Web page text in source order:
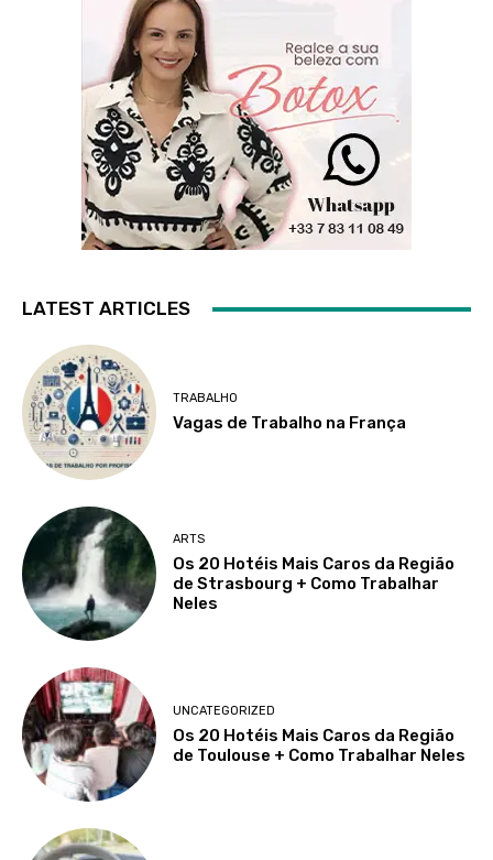
LATEST ARTICLES
TRABALHO
Vagas de Trabalho na França
ARTS
Os 20 Hotéis Mais Caros da Região
de Strasbourg + Como Trabalhar
Neles
UNCATEGORIZED
Os 20 Hotéis Mais Caros da Região
de Toulouse + Como Trabalhar Neles